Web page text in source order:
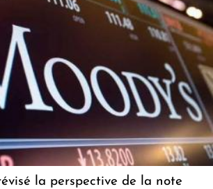
la perspective de la note